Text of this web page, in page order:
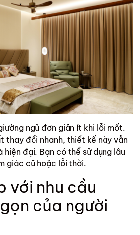
ngủ đơn giản ít khi lỗi mốt.
thay đổi nhanh, thiết kế này vẫn
hiện đại. Bạn có thể sử dụng lâu
giác cũ hoặc lỗi thời.
với nhu cầu
của người